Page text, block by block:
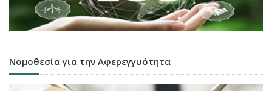
Νομοθεσία για την Αφερεγγυότητα